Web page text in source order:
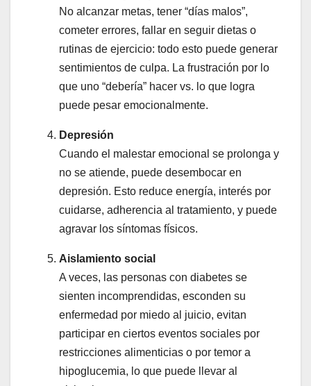
No alcanzar metas, tener “días malos”,
cometer errores, fallar en seguir dietas o
rutinas de ejercicio: todo esto puede generar
sentimientos de culpa. La frustración por lo
que uno “debería” hacer vs. lo que logra
puede pesar emocionalmente.
Depresión
Cuando el malestar emocional se prolonga y
no se atiende, puede desembocar en
depresión. Esto reduce energía, interés por
cuidarse, adherencia al tratamiento, y puede
agravar los síntomas físicos.
Aislamiento social
A veces, las personas con diabetes se
sienten incomprendidas, esconden su
enfermedad por miedo al juicio, evitan
participar en ciertos eventos sociales por
restricciones alimenticias o por temor a
hipoglucemia, lo que puede llevar al